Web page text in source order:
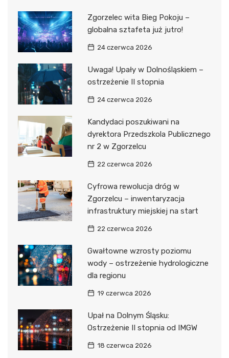
Zgorzelec wita Bieg Pokoju –
globalna sztafeta już jutro!
24 czerwca 2026
Uwaga! Upały w Dolnośląskiem –
ostrzeżenie II stopnia
24 czerwca 2026
Kandydaci poszukiwani na
dyrektora Przedszkola Publicznego
nr 2 w Zgorzelcu
22 czerwca 2026
Cyfrowa rewolucja dróg w
Zgorzelcu – inwentaryzacja
infrastruktury miejskiej na start
22 czerwca 2026
Gwałtowne wzrosty poziomu
wody – ostrzeżenie hydrologiczne
dla regionu
19 czerwca 2026
Upał na Dolnym Śląsku:
Ostrzeżenie II stopnia od IMGW
18 czerwca 2026